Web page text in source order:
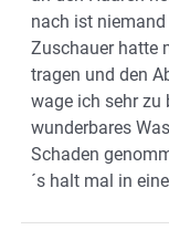
nach ist
Zuschauer hatte
tragen und den
wage ich sehr zu
wunderbares
Schaden
´s halt mal in